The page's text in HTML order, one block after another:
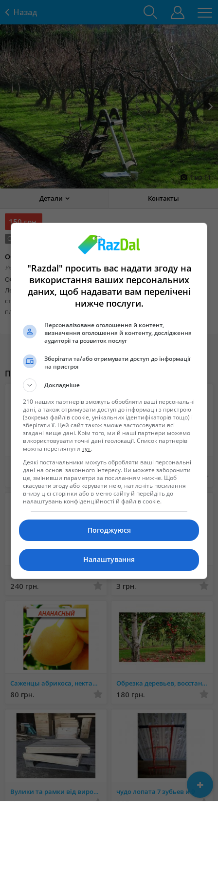
Назад
Prev Next
1 из 11
Детали Контакты
150 грн.
Состояние:
Обрезка плодовых деревьев
Украина, Харьковская область, Добавлено 12 октября 2018 15:10
Обрезка, снижение кроны, детальная обрезка, формировка.
Лечение старых больных деревьев. Помогу вашим молодым и
старым деревьям правильно сформировать крону для лучшего
плодоношения. Даю гарантию на свою работу.
Похожие объявления
Продаем декоративные и плодово ягодные деревья и кустарники
250 грн. 80 грн.
240 грн. 3 грн.
Саженцы абрикоса, нектарин
80 грн.
Обрезка деревьев, восстановление старых садов
180 грн.
Вулики та рамки від виробника, будь-якої складності та конструкції!
Не указана
чудо лопата 7 зубьев и 9
297 грн.
"Razdal" просить вас надати згоду на
використання ваших персональних
даних, щоб надавати вам перелічені
нижче послуги.
Персоналізоване оголошення й контент,
визначення оголошення й контенту, дослідження
аудиторії та розвиток послуг
Зберігати та/або отримувати доступ до інформації
на пристрої
Докладніше
210 наших партнерів зможуть обробляти ваші персональні
дані, а також отримувати доступ до інформації з пристрою
(зокрема файлів cookie, унікальних ідентифікаторів тощо) і
зберігати її. Цей сайт також зможе застосовувати всі
згадані вище дані. Крім того, ми й наші партнери можемо
використовувати точні дані геолокації. Список партнерів
можна переглянутитут.
Деякі постачальники можуть обробляти ваші персональні
дані на основі законного інтересу. Ви можете заборонити
це, змінивши параметри за посиланням нижче. Щоб
скасувати згоду або керувати нею, натисніть посилання
внизу цієї сторінки або в меню сайту й перейдіть до
налаштувань конфіденційності й файлів cookie.
Погоджуюся
Налаштування